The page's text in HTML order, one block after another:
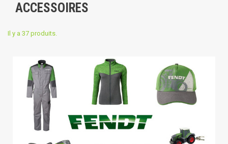
ACCESSOIRES
Il y a 37 produits.